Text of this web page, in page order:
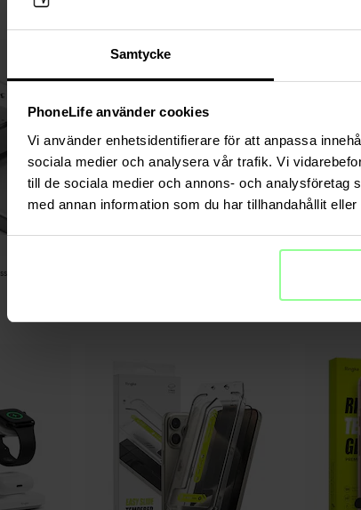
Samtycke
PhoneLife använder cookies
Vi använder enhetsidentifierare för att anpassa
sociala medier och analysera vår trafik. Vi
till de sociala medier och annons- och
med annan information som du har tillhandahållit
(2 Stück)
17,95 €